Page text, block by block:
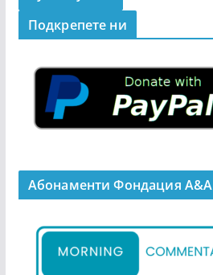
Подкрепeте ни
Абонаменти Фондация А&A